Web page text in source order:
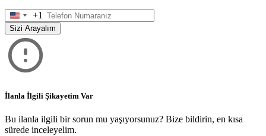
United
States
+1
+1
Sizi Arayalım
İlanla İlgili Şikayetim Var
Bu ilanla ilgili bir sorun mu yaşıyorsunuz? Bize bildirin, en kısa
sürede inceleyelim.